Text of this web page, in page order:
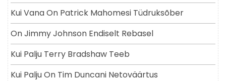
Kui Vana On Patrick Mahomesi Tüdruksõber
On Jimmy Johnson Endiselt Rebasel
Kui Palju Terry Bradshaw Teeb
Kui Palju On Tim Duncani Netoväärtus